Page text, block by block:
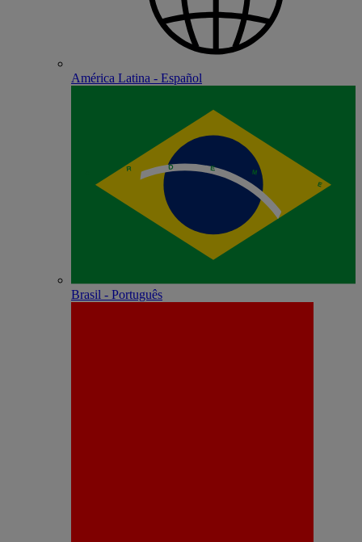
América Latina - Español
Brasil - Português